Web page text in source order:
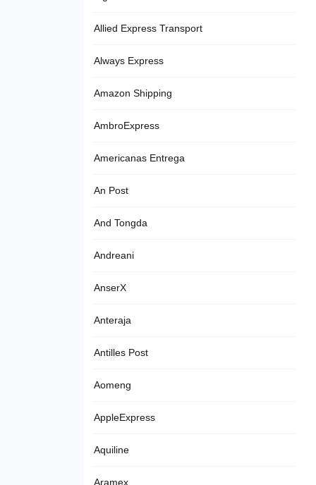
Allied Express Transport
Always Express
Amazon Shipping
AmbroExpress
Americanas Entrega
An Post
And Tongda
Andreani
AnserX
Anteraja
Antilles Post
Aomeng
AppleExpress
Aquiline
Aramex